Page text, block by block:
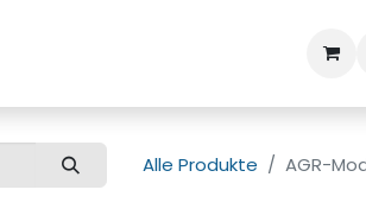
Alle Produkte AGR-